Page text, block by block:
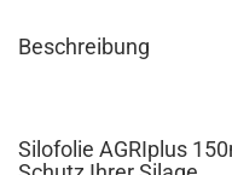
Beschreibung
Silofolie AGRIplus